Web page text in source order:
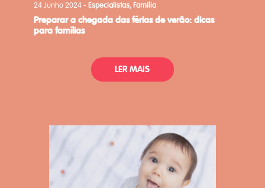
24 Junho 2024 -Especialistas, Família
preparar a chegada das férias de verão: dicas
para famílias
LER MAIS